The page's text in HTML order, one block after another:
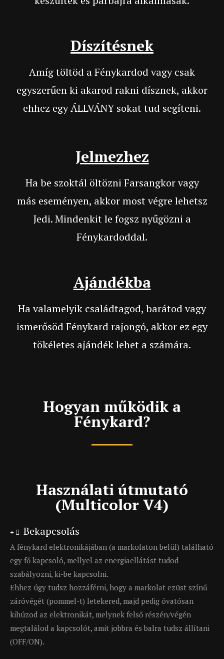
Díszítésnek
Amíg töltöd a Fénykardod vagy csak
egyszerűen ki akarod rakni dísznek, akkor
ehhez egy ÁLLVÁNY sokat tud segíteni.
Jelmezhez
Ha be szoktál öltözni Farsangkor vagy
más eseményen, akkor most végre lehetsz
Jedi. Mindenkit le fogsz nyűgözni a
Fénykardoddal.
Ajándékba
Ha valamelyik családtagod, barátod vagy
ismerősöd Fénykard rajongó, akkor ez egy
tökéletes ajándék lehet a számára.
Hogyan működik a
Fénykard?
Használati útmutató
(Multicolor V4)
Bekapcsolás
A fénykard elektronikájában (a markolaton belül) található
egy fő kapcsoló, mellyel az energiaellátást tudod
szabályozni, ki-be kapcsolni.
Ehhez úgy tudsz hozzáférni, hogy a markolat ezüst színű
záróvégét (pommel-t) letekered, majd pedig óvatósan
kihúzod az elektronikát, melynek felső részén/végén
megtalálod a kapcsolót, amit jobbra és balra tudsz állítani
(OFF/ON).